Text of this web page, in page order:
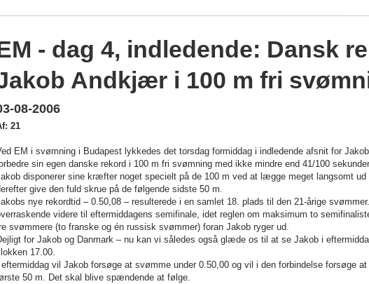
- dag 4, indledende: Dansk
Andkjær i 100 m fri
08-2006
21
EM i svømning i Budapest lykkedes det torsdag formiddag i indledende afsnit for
sin egen danske rekord i 100 m fri svømning med ikke mindre end 41/100
disponerer sine kræfter noget specielt på de 100 m ved at lægge meget langsomt
give den fuld skrue på de følgende sidste 50 m.
nye rekordtid – 0.50,08 – resulterede i en samlet 18. plads til den 21-årige
videre til eftermiddagens semifinale, idet reglen om maksimum to
svømmere (to franske og én russisk svømmer) foran Jakob ryger ud.
for Jakob og Danmark – nu kan vi således også glæde os til at se Jakob i
17.00.
I eftermiddag vil Jakob forsøge at svømme under 0.50,00 og vil i den forbindelse forsøge
50 m. Det skal blive spændende at følge.